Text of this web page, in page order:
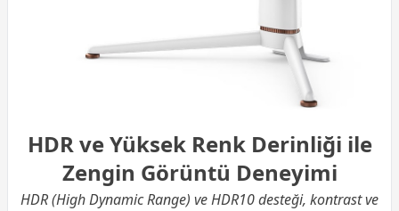
HDR ve Yüksek Renk Derinliği ile
Zengin Görüntü Deneyimi
HDR (High Dynamic Range) ve HDR10 desteği, kontrast ve